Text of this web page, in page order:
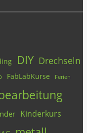
DIY Drechseln
FabLabKurse Ferien
Kinderkurs